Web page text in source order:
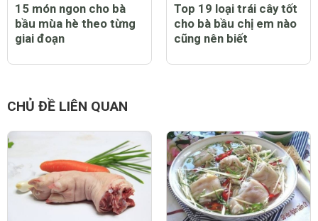
15 món ngon cho bà
bầu mùa hè theo từng
giai đoạn
Top 19 loại trái cây tốt
cho bà bầu chị em nào
cũng nên biết
CHỦ ĐỀ LIÊN QUAN